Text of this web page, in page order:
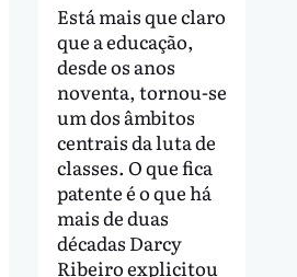
Está mais que claro
que a educação,
desde os anos
noventa, tornou-se
um dos âmbitos
centrais da luta de
classes. O que fica
patente é o que há
mais de duas
décadas Darcy
Ribeiro explicitou